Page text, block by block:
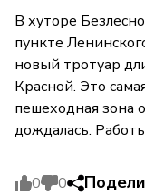
В хуторе
пункте
новый тротуар
Красной. Это
пешеходная зона
дождалась.
0 0